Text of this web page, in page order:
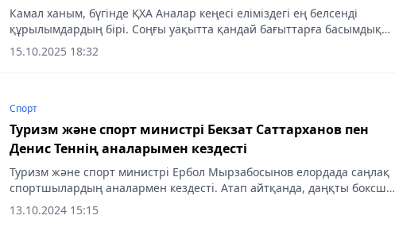
Камал ханым, бүгінде ҚХА Аналар кеңесі еліміздегі ең белсенді
құрылымдардың бірі. Соңғы уақытта қандай бағыттарға басымдық
беріп отырсыздар?
15.10.2025 18:32
Спорт
Туризм және спорт министрі Бекзат Саттарханов пен
Денис Теннің аналарымен кездесті
Туризм және спорт министрі Ербол Мырзабосынов елордада саңлақ
спортшылардың аналармен кездесті. Атап айтқанда, даңқты боксшы,
Сидней Олимпиадасының чемпионы Бекзат Саттархановтың аяулы
анасы...
13.10.2024 15:15